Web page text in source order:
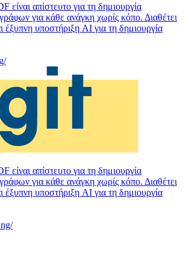
είναι απίστευτο για τη δημιουργία
για κάθε ανάγκη χωρίς κόπο. Διαθέτει
έξυπνη υποστήριξη AI για τη δημιουργία
είναι απίστευτο για τη δημιουργία
για κάθε ανάγκη χωρίς κόπο. Διαθέτει
έξυπνη υποστήριξη AI για τη δημιουργία